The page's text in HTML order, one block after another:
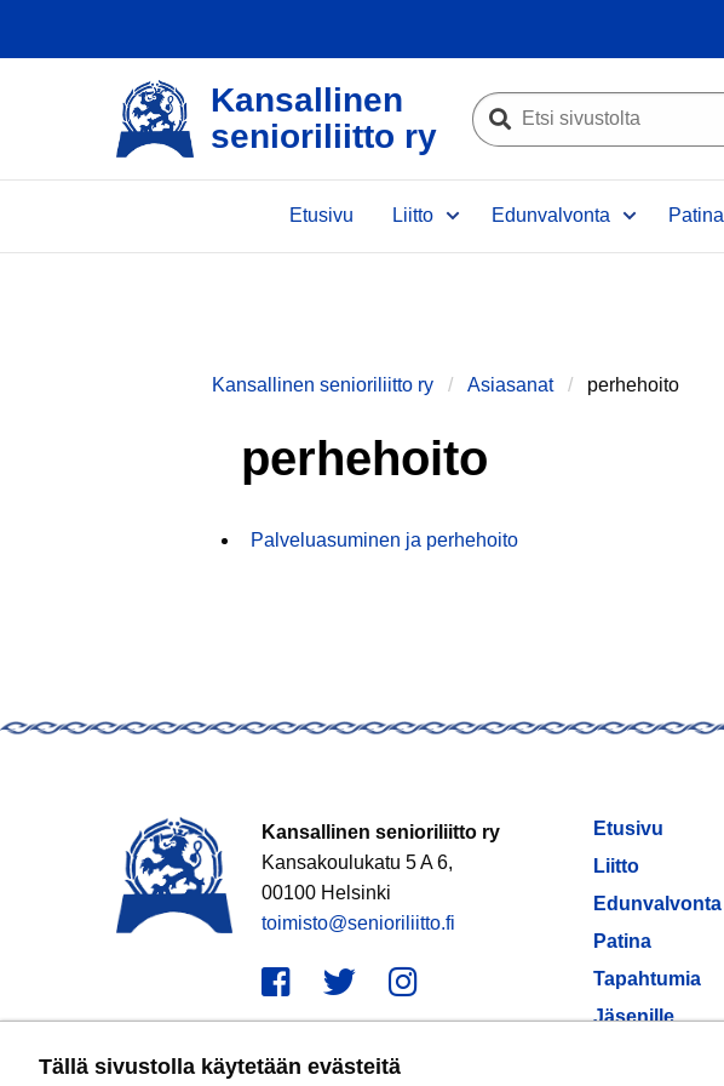
Tällä sivustolla käytetään evästeitä
Kansallinen
senioriliitto ry
Etsi
sivustolta
Etusivu Liitto Edunvalvonta Patina
Kansallinen senioriliitto ry Asiasanat perhehoito
perhehoito
Palveluasuminen ja perhehoito
Kansallinen senioriliitto ry
Kansakoulukatu 5 A 6,
00100 Helsinki
toimisto@senioriliitto.fi
Facebook
TwitterInstagram
Etusivu
Liitto
Edunvalvonta
Patina
Tapahtumia
Jäsenille